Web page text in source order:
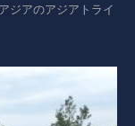
ジアのアジアトライ